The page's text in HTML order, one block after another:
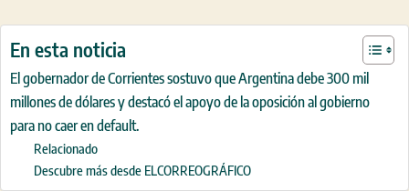
En esta noticia
El gobernador de Corrientes sostuvo que Argentina debe 300 mil
millones de dólares y destacó el apoyo de la oposición al gobierno
para no caer en default.
Relacionado
Descubre más desde ELCORREOGRÁFICO